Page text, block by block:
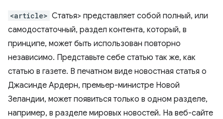
<article> Статья> представляет собой полный, или
самодостаточный, раздел контента, который, в
принципе, может быть использован повторно
независимо. Представьте себе статью так же, как
статью в газете. В печатном виде новостная статья о
Джасинде Ардерн, премьер-министре Новой
Зеландии, может появиться только в одном разделе,
например, в разделе мировых новостей. На веб-сайте